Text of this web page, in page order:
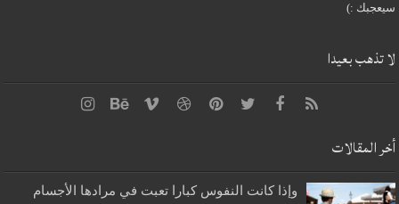
سيعجبك :)
لا تذهب بعيدا
أخر المقالات
وإذا كانت النفوس كبارا تعبت في مرادها الأجسام